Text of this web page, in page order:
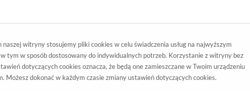
Nikopol
Czarny Nubuk
naszej witryny stosujemy pliki cookies w celu świadczenia usług na najwyższym
tym w sposób dostosowany do indywidualnych potrzeb. Korzystanie z witryny bez
dotyczących cookies oznacza, że będą one zamieszczane w Twoim urządzeniu
Możesz dokonać w każdym czasie zmiany ustawień dotyczących cookies.